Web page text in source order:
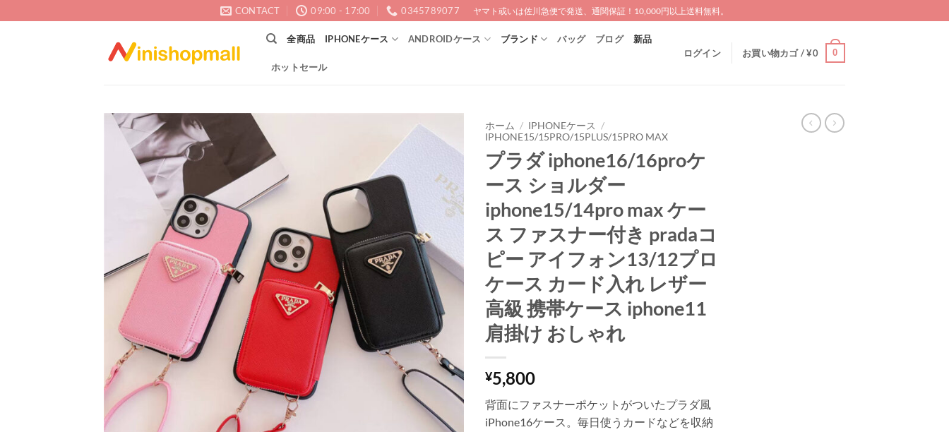
to
CONTACT 09:00 - 17:00 0345789077 ヤマト或いは佐川急便で発送、通関保証！10,000円以上送料無料。
全商品 IPHONEケース ANDROIDケース ブランド バッグ ブログ 新品
ホットセール
ログイン お買い物カゴ /¥0 0
ホーム / IPHONEケース
/
IPHONE15/15PRO/15PLUS/15PRO MAX
プラダ iphone16/16proケ
ース ショルダー
iphone15/14pro max ケー
ス ファスナー付き pradaコ
ピー アイフォン13/12プロ
ケース カード入れ レザー
高級 携帯ケース iphone11
肩掛け おしゃれ
¥5,800
背面にファスナーポケットがついたプラダ風
iPhone16ケース。毎日使うカードなどを収納